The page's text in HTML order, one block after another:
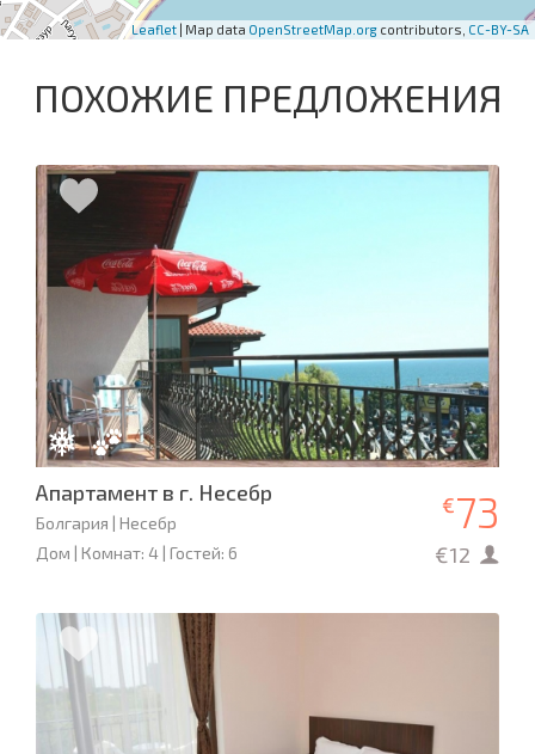
Leaflet | Map data OpenStreetMap.org contributors, CC-BY-SA
ПОХОЖИЕ ПРЕДЛОЖЕНИЯ
Апартамент в г. Несебр
Болгария | Несебр
Дом | Комнат: 4 | Гостей: 6
€73
€12